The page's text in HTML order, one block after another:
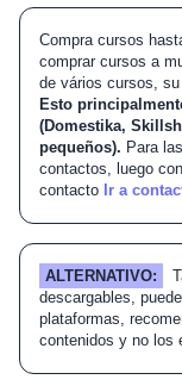
Compra cursos
comprar cursos a
de vários cursos,
Esto
(Domestika,
pequeños). Para
contactos, luego
contacto Ir a
ALTERNATIVO:
descargables,
plataformas,
contenidos y no los